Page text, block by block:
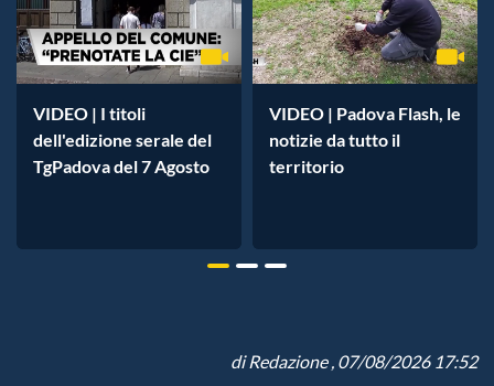
VIDEO | I titoli
dell'edizione serale del
TgPadova del 7 Agosto
VIDEO | Padova Flash, le
notizie da tutto il
territorio
diRedazione, 07/08/2026 17:52